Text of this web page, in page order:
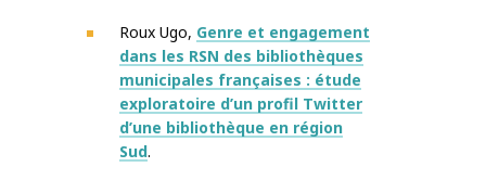
Roux Ugo, Genre et engagement
dans les RSN des bibliothèques
municipales françaises : étude
exploratoire d’un profil Twitter
d’une bibliothèque en région
Sud.